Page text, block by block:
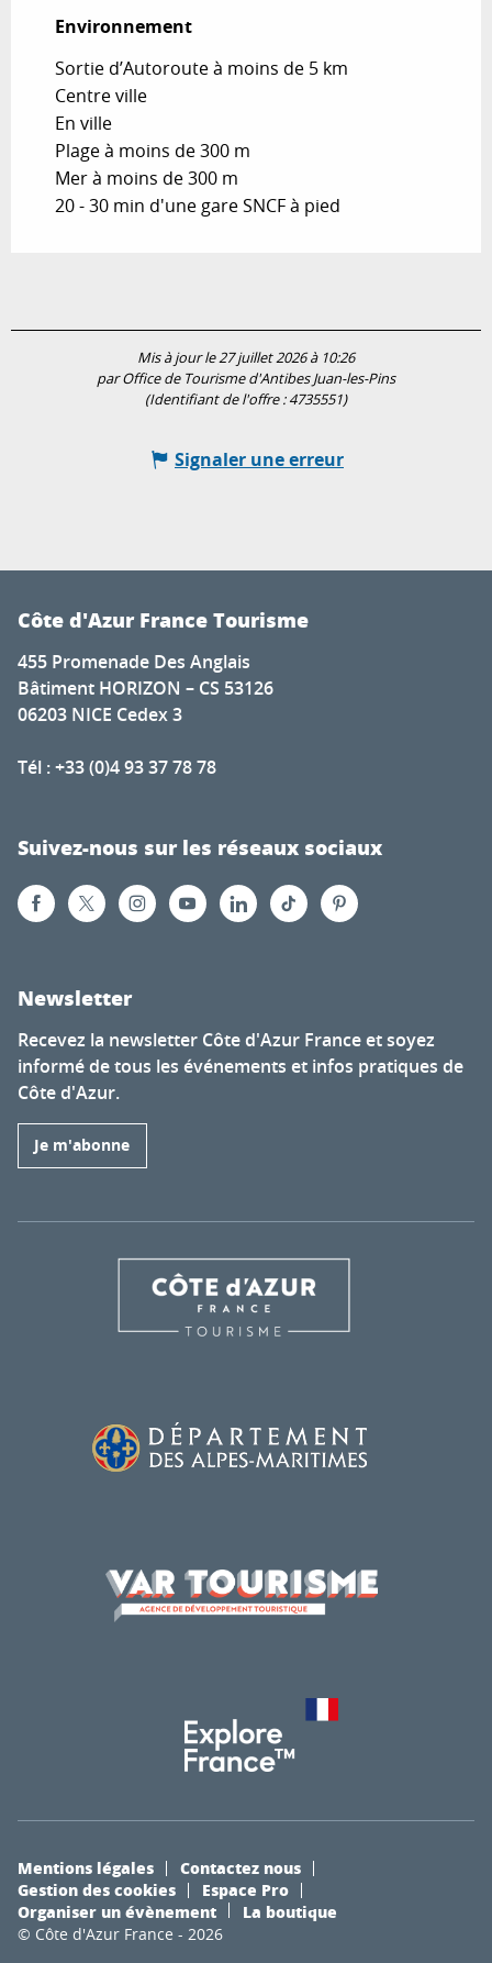
Environnement
Environnement
Sortie d’Autoroute à moins de 5 km
Centre ville
En ville
Plage à moins de 300 m
Mer à moins de 300 m
20 - 30 min d'une gare SNCF à pied
Mis à jour le 27 juillet 2026 à 10:26
par Office de Tourisme d'Antibes Juan-les-Pins
(Identifiant de l'offre :4735551)
Signaler une erreur
Côte d'Azur France Tourisme
455 Promenade Des Anglais
Bâtiment HORIZON – CS 53126
06203 NICE Cedex 3
Tél : +33 (0)4 93 37 78 78
Suivez-nous sur les réseaux sociaux
Newsletter
Recevez la newsletter Côte d'Azur France et soyez
informé de tous les événements et infos pratiques de
Côte d'Azur.
Je m'abonne
© Côte d'Azur France - 2026
Mentions légales
Contactez nous
Gestion des cookies
Espace Pro
Organiser un évènement
La boutique